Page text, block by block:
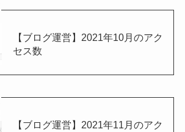
【ブログ運営】2021年10月のアク
セス数
【ブログ運営】2021年11月のアク